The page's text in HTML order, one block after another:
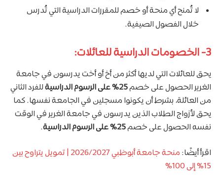
لا ​​تُمنح أي منحة أو خصم للمقررات الدراسية التي تُدرس
خلال الفصول الصيفية.
3- الخصومات الدراسية للعائلات:
يحق للعائلات التي لديها أكثر من أخ أو أخت يدرسون في جامعة
الغرير الحصول على خصم25% على الرسوم الدراسية
للفرد الثاني
من العائلة، بشرط أن يكونوا مسجلين في الجامعة نفسها. كما
يحق لأزواج الطلاب الذين يدرسون في جامعة الغرير في الوقت
نفسه الحصول على خصم25% على الرسوم الدراسية .
اقرأ أيضًا:
منحة جامعة أبوظبي 2026/2027 | تمويل يتراوح بين
15% إلى 100%